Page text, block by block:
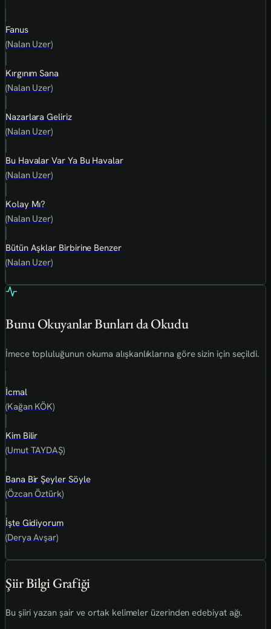
Fanus
(Nalan Uzer)
Kırgınım Sana
(Nalan Uzer)
Nazarlara Geliriz
(Nalan Uzer)
Bu Havalar Var Ya Bu Havalar
(Nalan Uzer)
Kolay Mı?
(Nalan Uzer)
Bütün Aşklar Birbirine Benzer
(Nalan Uzer)
Bunu Okuyanlar Bunları da Okudu
İmece topluluğunun okuma alışkanlıklarına göre sizin için seçildi.
İcmal
(Kağan KÖK)
Kim Bilir
(Umut TAYDAŞ)
Bana Bir Şeyler Söyle
(Özcan Öztürk)
İşte Gidiyorum
(Derya Avşar)
Şiir Bilgi Grafiği
Bu şiiri yazan şair ve ortak kelimeler üzerinden edebiyat ağı.